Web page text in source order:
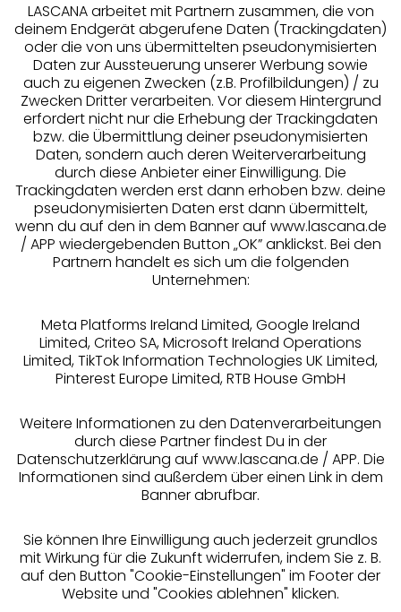
Services
Beratung
Über uns
Rechtliches
Alle Preise inkl. MwSt., zzgl.
Versandkosten
LASCANA arbeitet mit Partnern zusammen, die von
deinem Endgerät abgerufene Daten (Trackingdaten)
oder die von uns übermittelten pseudonymisierten
Daten zur Aussteuerung unserer Werbung sowie
auch zu eigenen Zwecken (z.B. Profilbildungen) / zu
Zwecken Dritter verarbeiten. Vor diesem Hintergrund
erfordert nicht nur die Erhebung der Trackingdaten
bzw. die Übermittlung deiner pseudonymisierten
Daten, sondern auch deren Weiterverarbeitung
durch diese Anbieter einer Einwilligung. Die
Trackingdaten werden erst dann erhoben bzw. deine
pseudonymisierten Daten erst dann übermittelt,
wenn du auf den in dem Banner auf www.lascana.de
/ APP wiedergebenden Button „OK” anklickst. Bei den
Partnern handelt es sich um die folgenden
Unternehmen:
Meta Platforms Ireland Limited, Google Ireland
Limited, Criteo SA, Microsoft Ireland Operations
Limited, TikTok Information Technologies UK Limited,
Pinterest Europe Limited, RTB House GmbH
Weitere Informationen zu den Datenverarbeitungen
durch diese Partner findest Du in der
Datenschutzerklärung auf www.lascana.de / APP. Die
Informationen sind außerdem über einen Link in dem
Banner abrufbar.
Sie können Ihre Einwilligung auch jederzeit grundlos
mit Wirkung für die Zukunft widerrufen, indem Sie z. B.
auf den Button "Cookie-Einstellungen" im Footer der
Website und "Cookies ablehnen" klicken.